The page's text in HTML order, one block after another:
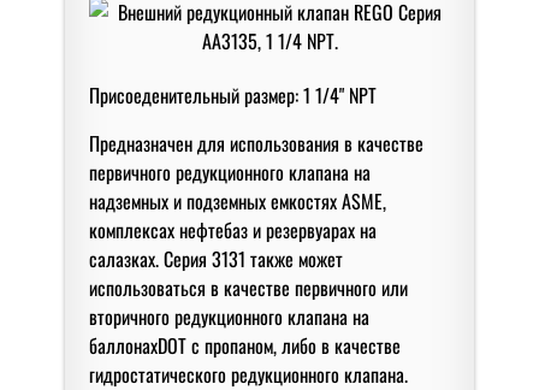
Присоеденительный размер: 1 1/4" NPT
Предназначен для использования в качестве
первичного редукционного клапана на
надземных и подземных емкостях ASME,
комплексах нефтебаз и резервуарах на
салазках. Серия 3131 также может
использоваться в качестве первичного или
вторичного редукционного клапана на
баллонахDOT с пропаном, либо в качестве
гидростатического редукционного клапана.